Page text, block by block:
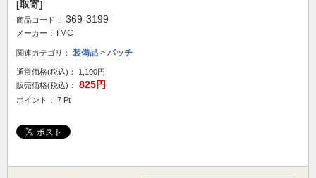
[取寄]
商品コード： 369-3199
メーカー： TMC
関連カテゴリ： 装備品 > パッチ
通常価格(税込)：
1,100円
販売価格(税込)：
825円
ポイント： 7 Pt